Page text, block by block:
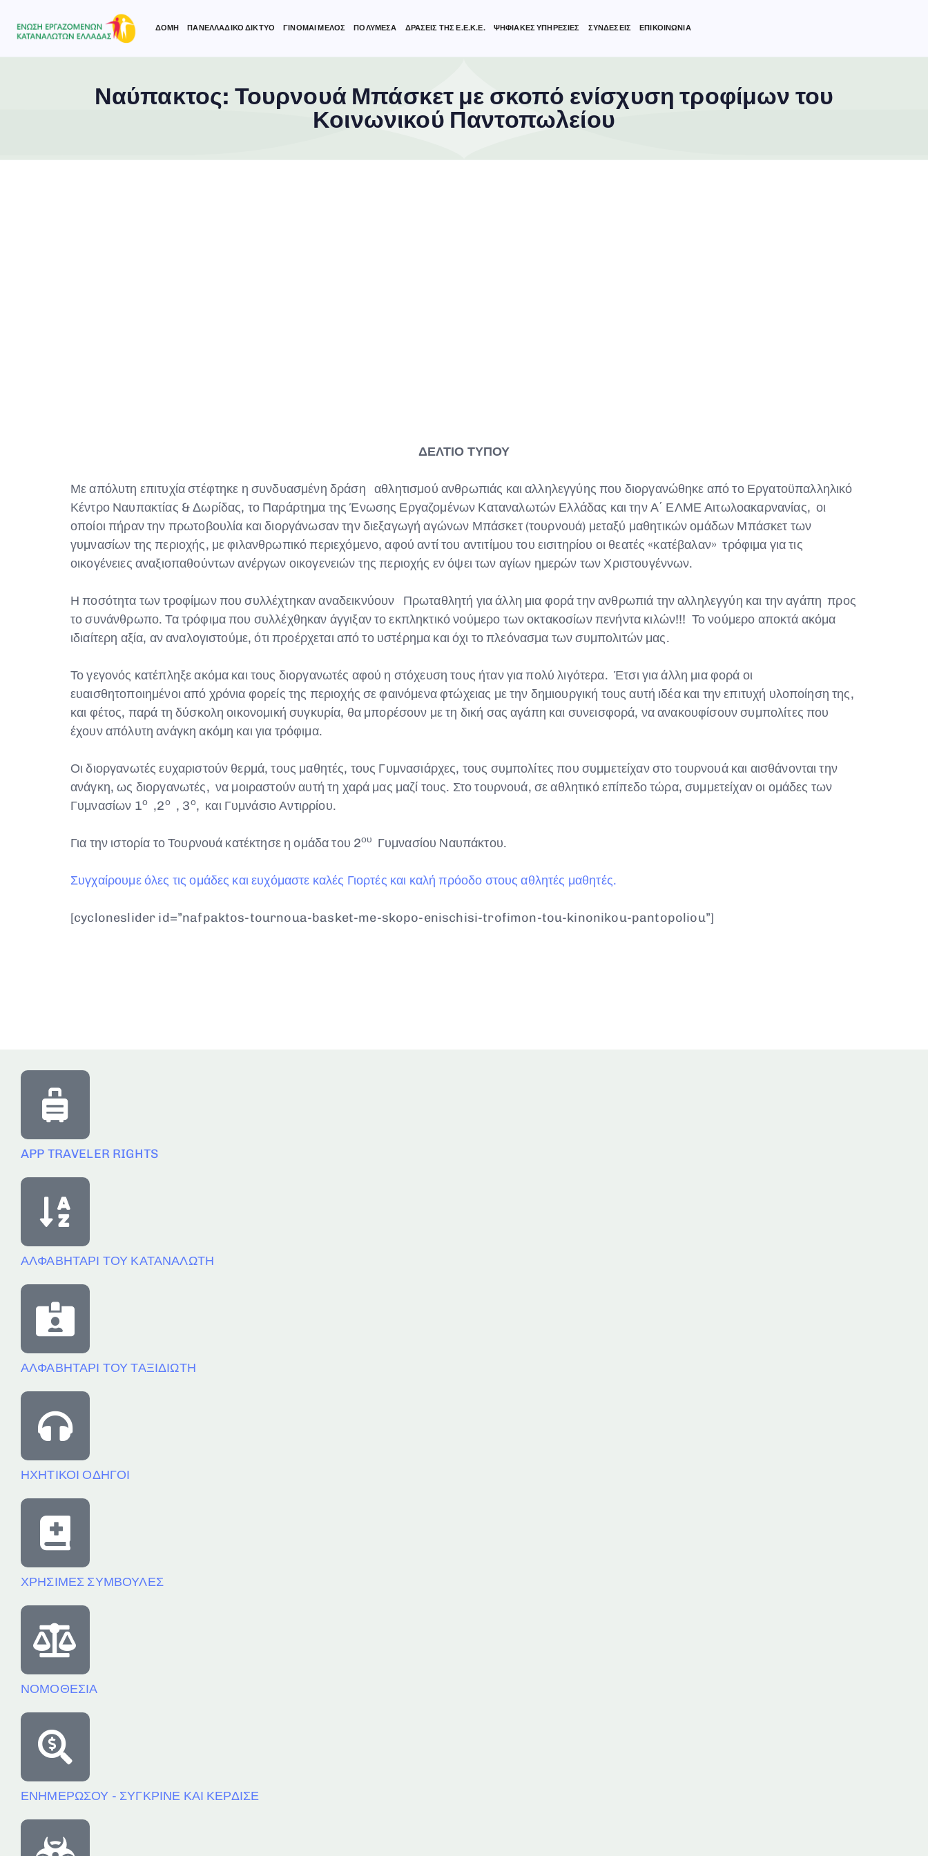
ΔΟΜΗ ΠΑΝΕΛΛΑΔΙΚΟ ΔΙΚΤΥΟ ΓΙΝΟΜΑΙ ΜΕΛΟΣ ΠΟΛΥΜΕΣΑ ΔΡΑΣΕΙΣ ΤΗΣ Ε.Ε.Κ.Ε. ΨΗΦΙΑΚΕΣ ΥΠΗΡΕΣΙΕΣ ΣΥΝΔΕΣΕΙΣ ΕΠΙΚΟΙΝΩΝΙΑ
Ναύπακτος: Τουρνουά Μπάσκετ με σκοπό ενίσχυση τροφίμων του
Κοινωνικού Παντοπωλείου
ΔΕΛΤΙΟ ΤΥΠΟΥ
Με απόλυτη επιτυχία στέφτηκε η συνδυασμένη δράση αθλητισμού ανθρωπιάς και αλληλεγγύης που διοργανώθηκε από το Εργατοϋπαλληλικό
Κέντρο Ναυπακτίας & Δωρίδας, το Παράρτημα της Ένωσης Εργαζομένων Καταναλωτών Ελλάδας και την Α΄ ΕΛΜΕ Αιτωλοακαρνανίας, οι
οποίοι πήραν την πρωτοβουλία και διοργάνωσαν την διεξαγωγή αγώνων Μπάσκετ (τουρνουά) μεταξύ μαθητικών ομάδων Μπάσκετ των
γυμνασίων της περιοχής, με φιλανθρωπικό περιεχόμενο, αφού αντί του αντιτίμου του εισιτηρίου οι θεατές «κατέβαλαν» τρόφιμα για τις
οικογένειες αναξιοπαθούντων ανέργων οικογενειών της περιοχής εν όψει των αγίων ημερών των Χριστουγέννων.
Η ποσότητα των τροφίμων που συλλέχτηκαν αναδεικνύουν Πρωταθλητή για άλλη μια φορά την ανθρωπιά την αλληλεγγύη και την αγάπη προς
το συνάνθρωπο. Τα τρόφιμα που συλλέχθηκαν άγγιξαν το εκπληκτικό νούμερο των οκτακοσίων πενήντα κιλών!!! Το νούμερο αποκτά ακόμα
ιδιαίτερη αξία, αν αναλογιστούμε, ότι προέρχεται από το υστέρημα και όχι το πλεόνασμα των συμπολιτών μας.
Το γεγονός κατέπληξε ακόμα και τους διοργανωτές αφού η στόχευση τους ήταν για πολύ λιγότερα. Έτσι για άλλη μια φορά οι
ευαισθητοποιημένοι από χρόνια φορείς της περιοχής σε φαινόμενα φτώχειας με την δημιουργική τους αυτή ιδέα και την επιτυχή υλοποίηση της,
και φέτος, παρά τη δύσκολη οικονομική συγκυρία, θα μπορέσουν με τη δική σας αγάπη και συνεισφορά, να ανακουφίσουν συμπολίτες που
έχουν απόλυτη ανάγκη ακόμη και για τρόφιμα.
Οι διοργανωτές ευχαριστούν θερμά, τους μαθητές, τους Γυμνασιάρχες, τους συμπολίτες που συμμετείχαν στο τουρνουά και αισθάνονται την
ανάγκη, ως διοργανωτές, να μοιραστούν αυτή τη χαρά μας μαζί τους. Στο τουρνουά, σε αθλητικό επίπεδο τώρα, συμμετείχαν οι ομάδες των
Γυμνασίων 1ο,2ο, 3ο, και Γυμνάσιο Αντιρρίου.
Για την ιστορία το Τουρνουά κατέκτησε η ομάδα του 2ου Γυμνασίου Ναυπάκτου.
Συγχαίρουμε όλες τις ομάδες και ευχόμαστε καλές Γιορτές και καλή πρόοδο στους αθλητές μαθητές.
[cycloneslider id=”nafpaktos-tournoua-basket-me-skopo-enischisi-trofimon-tou-kinonikou-pantopoliou”]
APP TRAVELER RIGHTS
ΑΛΦΑΒΗΤΑΡΙ ΤΟΥ ΚΑΤΑΝΑΛΩΤΗ
ΑΛΦΑΒΗΤΑΡΙ ΤΟΥ ΤΑΞΙΔΙΩΤΗ
ΗΧΗΤΙΚΟΙ ΟΔΗΓΟΙ
ΧΡΗΣΙΜΕΣ ΣΥΜΒΟΥΛΕΣ
ΝΟΜΟΘΕΣΙΑ
ΕΝΗΜΕΡΩΣΟΥ - ΣΥΓΚΡΙΝΕ ΚΑΙ ΚΕΡΔΙΣΕ
Type and hit enter